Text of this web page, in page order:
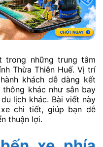
trong những trung tâm
Thừa Thiên Huế. Vị trí
khách dễ dàng kết
khác như sân bay
lịch khác. Bài viết này
chi tiết, giúp bạn dễ
thuận lợi.